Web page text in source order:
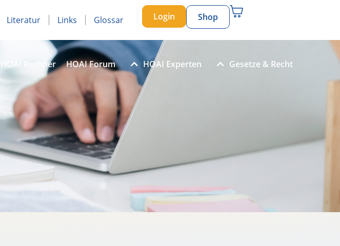
Literatur Links Glossar Login Shop
HOAI Rechner HOAI Forum HOAI Experten Gesetze & Recht